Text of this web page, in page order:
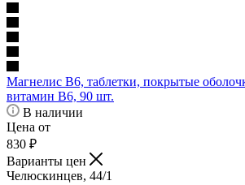
Магнелис В6, таблетки, покрытые
витамин В6, 90 шт.
В наличии
Цена от
830 ₽
Варианты цен
Челюскинцев, 44/1